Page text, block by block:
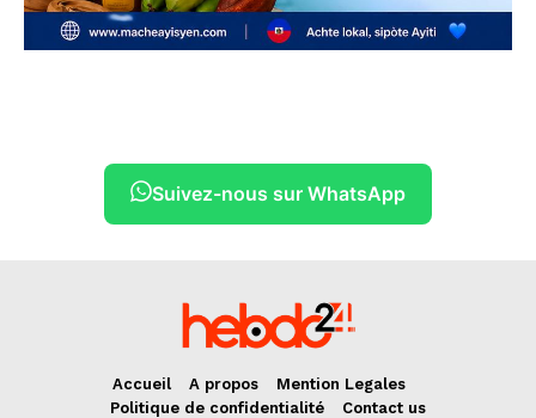
Suivez-nous sur WhatsApp
Accueil A propos
Mention Legales
Politique de confidentialité
Contact us